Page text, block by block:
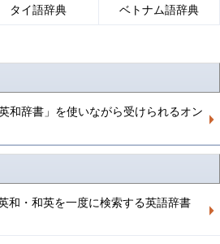
タイ語辞典 ベトナム語辞典
和辞書」を使いながら受けられるオン
和・和英を一度に検索する英語辞書